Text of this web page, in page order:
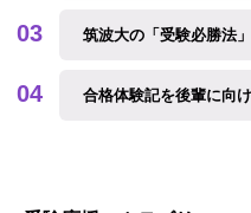
筑波大の「受験必勝法
合格体験記を後輩に向